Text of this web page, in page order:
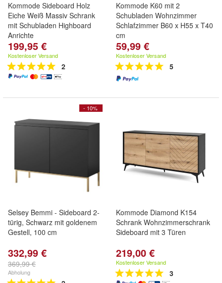
Kommode Sideboard Holz
Eiche Weiß Massiv Schrank
mit Schubladen Highboard
Anrichte
199,95 €
Kostenloser Versand
2
Kommode K60 mit 2
Schubladen Wohnzimmer
Schlafzimmer B60 x H55 x T40
cm
59,99 €
Kostenloser Versand
5
- 10%
Selsey Bemmi - Sideboard 2-
türig, Schwarz mit goldenem
Gestell, 100 cm
332,99 €
369,99 €
Abholung
Kommode Diamond K154
Schrank Wohnzimmerschrank
Sideboard mit 3 Türen
219,00 €
Kostenloser Versand
3